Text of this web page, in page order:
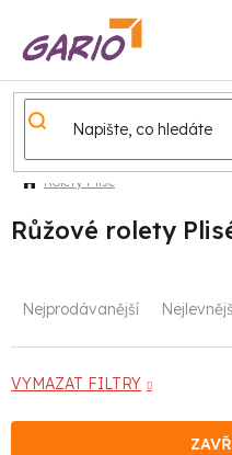
obsah
Rolety Plisé
Růžové rolety
Ř
z
e
Nejprodávanější
VYMAZAT FILTRY